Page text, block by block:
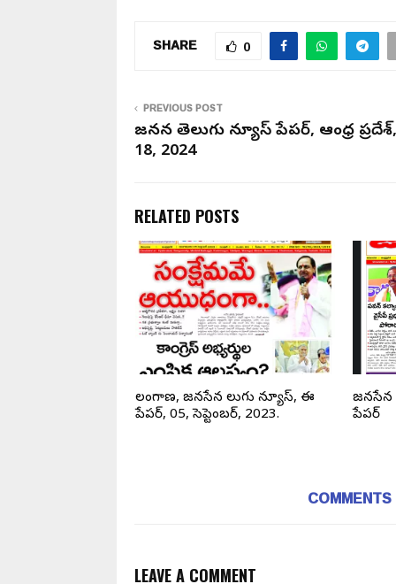
SHARE 0
PREVIOUS POST
జనసేన తెలుగు న్యూస్ పేపర్, ఆంధ్ర
18, 2024
RELATED POSTS
తెలంగాణ, జనసేన తెలుగు న్యూస్, ఈ
పేపర్, 05, సెప్టెంబర్, 2023.
జనసేన
పేపర్
COMMENTS
LEAVE A COMMENT